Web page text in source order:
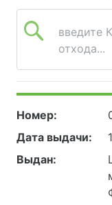
введите
отхода...
Номер:
Дата выдачи:
Выдан: